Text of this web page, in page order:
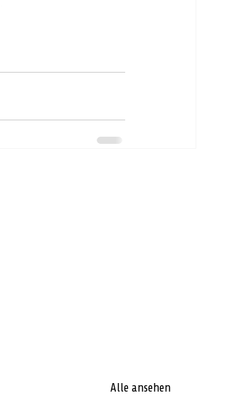
Alle ansehen